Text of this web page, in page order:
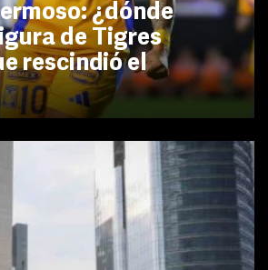
¿dónde
de Tigres
rescindió el